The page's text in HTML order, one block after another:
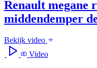
Renault megane
middendemper
Bekijk video
Video